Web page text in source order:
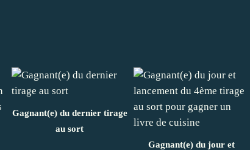
Gagnant(e) du dernier tirage
au sort
Gagnant(e) du jour et